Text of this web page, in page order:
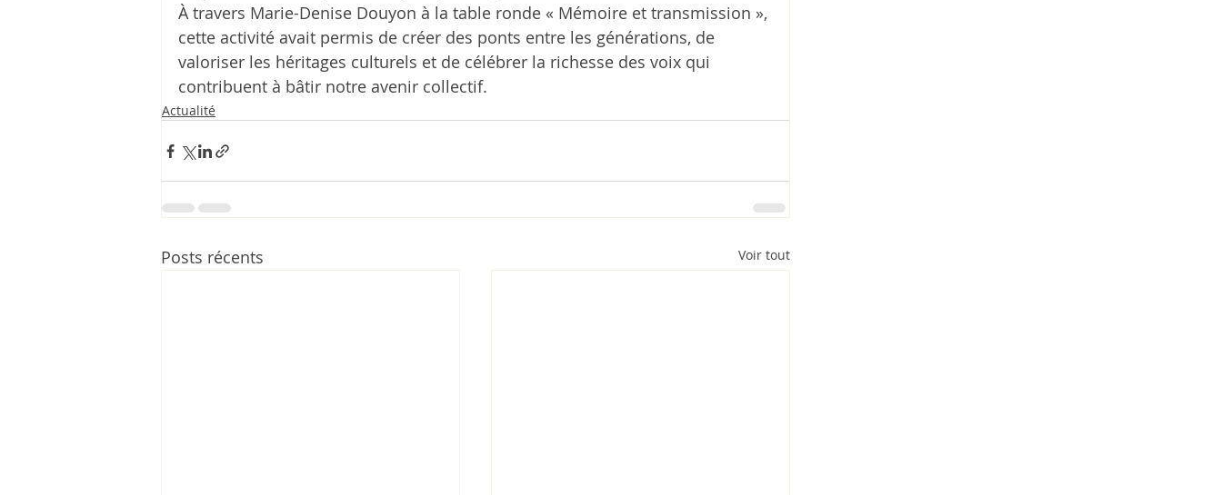
À travers Marie-Denise Douyon à la table ronde « Mémoire et transmission »,
cette activité avait permis de créer des ponts entre les générations, de
valoriser les héritages culturels et de célébrer la richesse des voix qui
contribuent à bâtir notre avenir collectif.
Actualité
Posts récents Voir tout